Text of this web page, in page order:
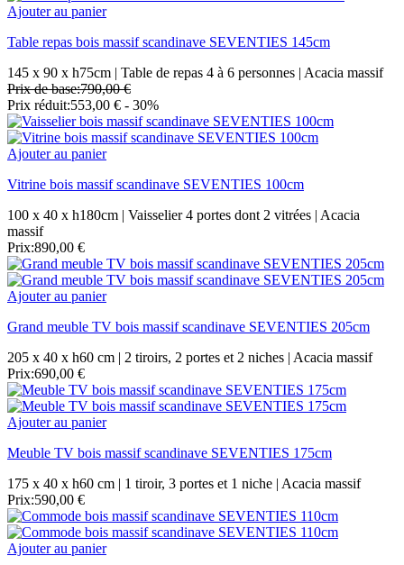
Ajouter au panier
Table repas bois massif scandinave SEVENTIES 145cm
145 x 90 x h75cm | Table de repas 4 à 6 personnes | Acacia massif
Prix de base:790,00 €
Prix réduit:553,00 € - 30%
Ajouter au panier
Vitrine bois massif scandinave SEVENTIES 100cm
100 x 40 x h180cm | Vaisselier 4 portes dont 2 vitrées | Acacia
massif
Prix:890,00 €
Ajouter au panier
Grand meuble TV bois massif scandinave SEVENTIES 205cm
205 x 40 x h60 cm | 2 tiroirs, 2 portes et 2 niches | Acacia massif
Prix:690,00 €
Ajouter au panier
Meuble TV bois massif scandinave SEVENTIES 175cm
175 x 40 x h60 cm | 1 tiroir, 3 portes et 1 niche | Acacia massif
Prix:590,00 €
Ajouter au panier